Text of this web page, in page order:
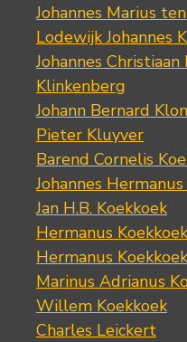
Johannes Marius
Lodewijk Johannes
Johannes Christiaan
Klinkenberg
Johann Bernard
Pieter Kluyver
Barend Cornelis
Johannes
Jan H.B. Koekkoek
Hermanus
Hermanus
Marinus Adrianus
Willem Koekkoek
Charles Leickert